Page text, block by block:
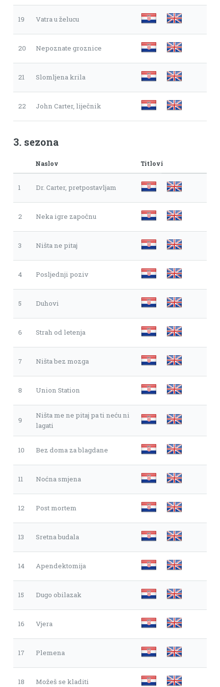
19 Vatra u želucu
20 Nepoznate groznice
21 Slomljena krila
22 John Carter, liječnik
3. sezona
Naslov Titlovi
1 Dr. Carter, pretpostavljam
2 Neka igre započnu
3 Ništa ne pitaj
4 Posljednji poziv
5 Duhovi
6 Strah od letenja
7 Ništa bez mozga
8 Union Station
9
Ništa me ne pitaj pa ti neću ni
lagati
10 Bez doma za blagdane
11 Noćna smjena
12 Post mortem
13 Sretna budala
14 Apendektomija
15 Dugo obilazak
16 Vjera
17 Plemena
18 Možeš se kladiti